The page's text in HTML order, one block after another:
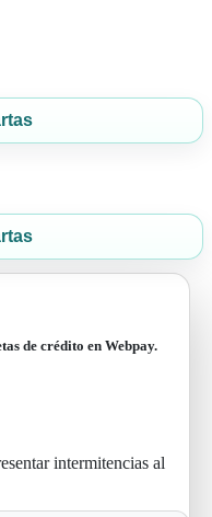
de crédito en Webpay.
intermitencias al